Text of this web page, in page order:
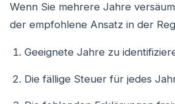
Wenn Sie mehrere Jahre
der empfohlene Ansatz in der
Geeignete Jahre zu
Die fällige Steuer für jedes